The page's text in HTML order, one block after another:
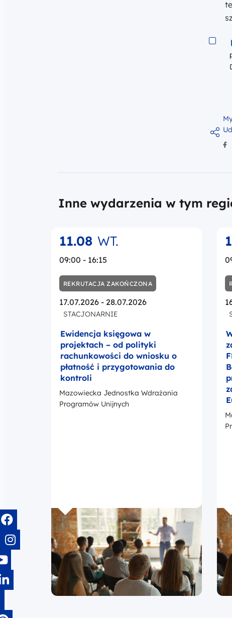
Inne wydarzenia w tym
11.08 WT.
09:00 - 16:15
REKRUTACJA ZAKOŃCZONA
17.07.2026 - 28.07.2026
STACJONARNIE
Ewidencja księgowa w
projektach – od polityki
rachunkowości do wniosku o
płatność i przygotowania do
kontroli
Mazowiecka Jednostka Wdrażania
Programów Unijnych